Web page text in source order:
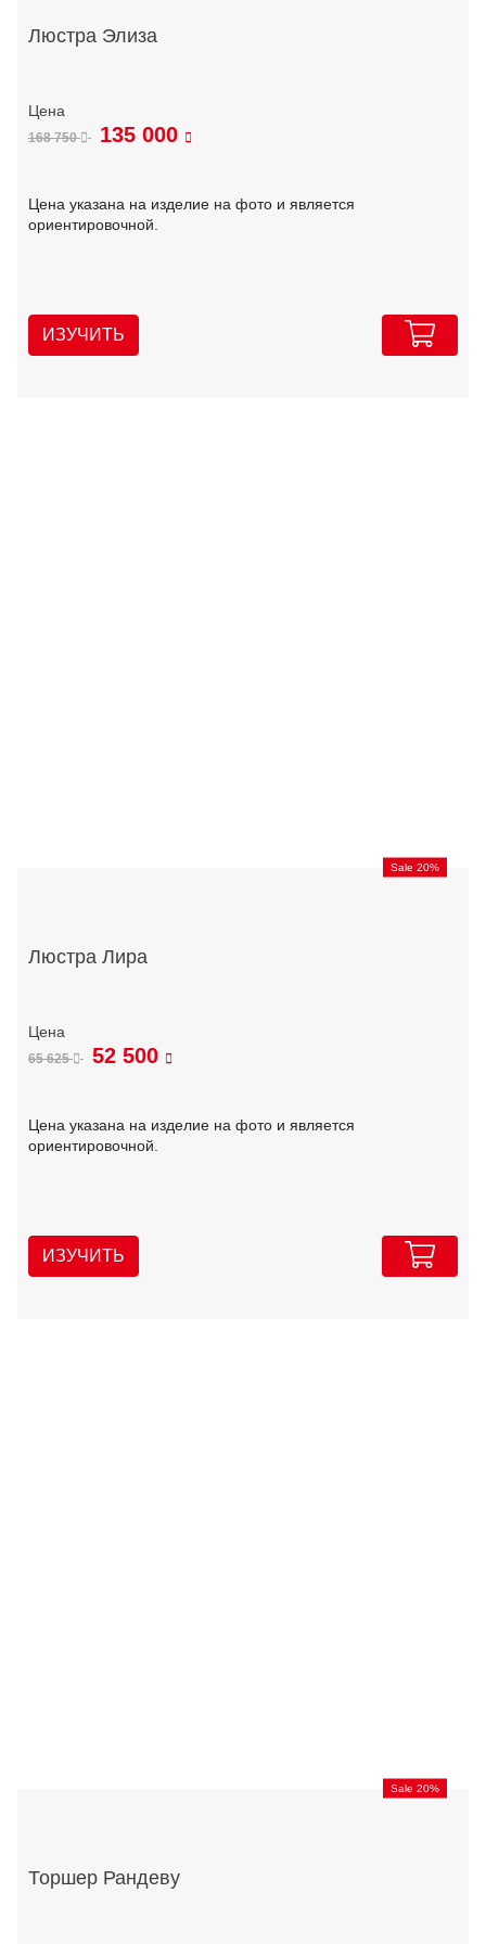
Люстра Элиза
168 750 135 000
Цена указана на изделие на фото и является
ориентировочной.
ИЗУЧИТЬ
Sale 20%
Люстра Лира
65 625 52 500
Цена указана на изделие на фото и является
ориентировочной.
ИЗУЧИТЬ
Sale 20%
Торшер Рандеву